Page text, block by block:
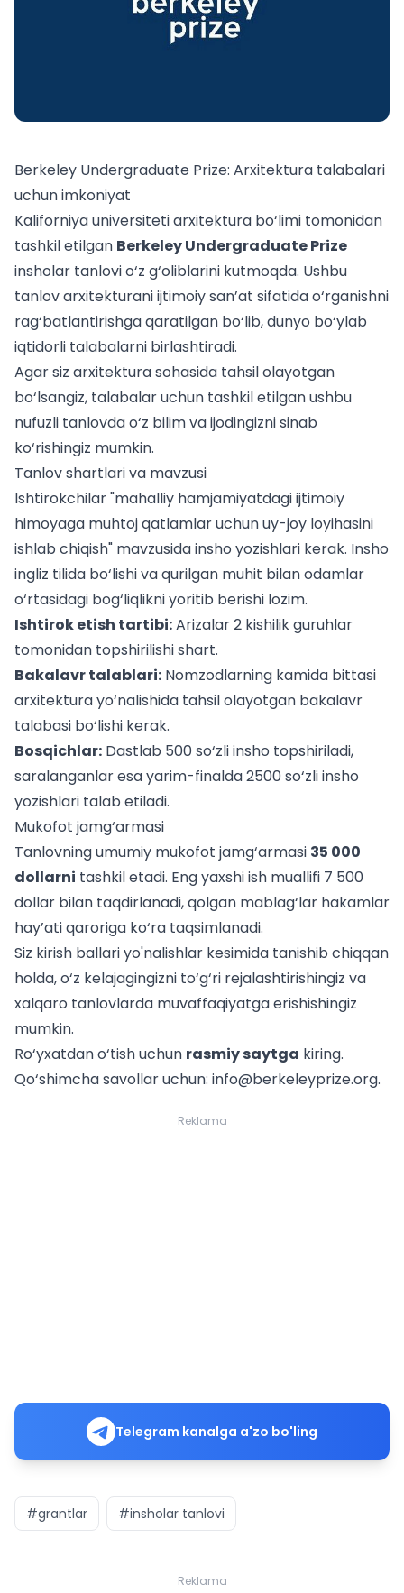
Berkeley Undergraduate Prize: Arxitektura talabalari
uchun imkoniyat
Kaliforniya universiteti arxitektura bo‘limi tomonidan
tashkil etilgan Berkeley Undergraduate Prize
insholar tanlovi o‘z g‘oliblarini kutmoqda. Ushbu
tanlov arxitekturani ijtimoiy san’at sifatida o‘rganishni
rag‘batlantirishga qaratilgan bo‘lib, dunyo bo‘ylab
iqtidorli talabalarni birlashtiradi.
Agar siz arxitektura sohasida tahsil olayotgan
bo‘lsangiz, talabalar uchun tashkil etilgan ushbu
nufuzli tanlovda o‘z bilim va ijodingizni sinab
ko‘rishingiz mumkin.
Tanlov shartlari va mavzusi
Ishtirokchilar "mahalliy hamjamiyatdagi ijtimoiy
himoyaga muhtoj qatlamlar uchun uy-joy loyihasini
ishlab chiqish" mavzusida insho yozishlari kerak. Insho
ingliz tilida bo‘lishi va qurilgan muhit bilan odamlar
o‘rtasidagi bog‘liqlikni yoritib berishi lozim.
Ishtirok etish tartibi:Arizalar 2 kishilik guruhlar
tomonidan topshirilishi shart.
Bakalavr talablari: Nomzodlarning kamida bittasi
arxitektura yo‘nalishida tahsil olayotgan bakalavr
talabasi bo‘lishi kerak.
Bosqichlar: Dastlab 500 so‘zli insho topshiriladi,
saralanganlar esa yarim-finalda 2500 so‘zli insho
yozishlari talab etiladi.
Mukofot jamg‘armasi
Tanlovning umumiy mukofot jamg‘armasi 35 000
dollarni tashkil etadi. Eng yaxshi ish muallifi 7 500
dollar bilan taqdirlanadi, qolgan mablag‘lar hakamlar
hay’ati qaroriga ko‘ra taqsimlanadi.
Siz kirish ballari yo'nalishlar kesimida tanishib chiqqan
holda, o‘z kelajagingizni to‘g‘ri rejalashtirishingiz va
xalqaro tanlovlarda muvaffaqiyatga erishishingiz
mumkin.
Ro‘yxatdan o‘tish uchun rasmiy saytga kiring.
Qo‘shimcha savollar uchun: info@berkeleyprize.org.
Reklama
Telegram kanalga a'zo bo'ling
#grantlar #insholar tanlovi
Reklama